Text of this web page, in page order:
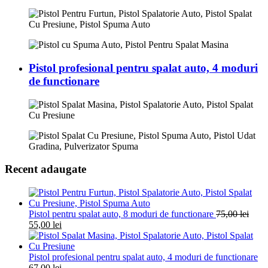
Pistol profesional pentru spalat auto, 4 moduri
de functionare
Recent adaugate
Pistol pentru spalat auto, 8 moduri de functionare 75,00lei
55,00 lei
Pistol profesional pentru spalat auto, 4 moduri de functionare